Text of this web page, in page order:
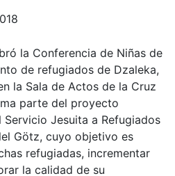
la Conferencia de Niñas de
de refugiados de Dzaleka,
la Sala de Actos de la Cruz
parte del proyecto
Servicio Jesuita a Refugiados
Götz, cuyo objetivo es
refugiadas, incrementar
la calidad de su